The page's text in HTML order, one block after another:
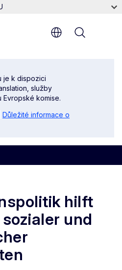
je k dispozici
služby
komise.
Důležité informace o
hilft
und